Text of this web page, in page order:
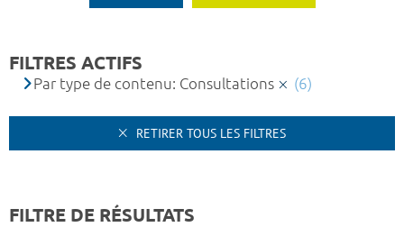
FILTRES ACTIFS
Par type de contenu: Consultations (6)
RETIRER TOUS LES FILTRES
FILTRE DE RÉSULTATS